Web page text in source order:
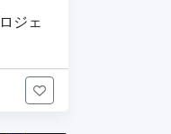
ジェ